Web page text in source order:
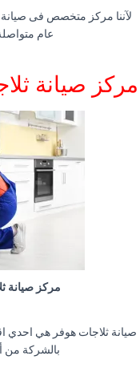
عام
مركز صيانة
مركز صيانة
صيانة ثلاجات هوفر هي احدي
بالشركة من